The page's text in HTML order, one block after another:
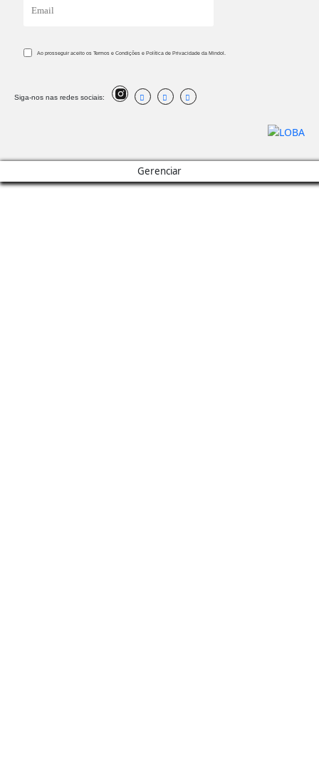
Ao prosseguir aceito os Termos e Condições e Política de Privacidade da Mindol.
Siga-nos nas redes sociais:
Gerenciar